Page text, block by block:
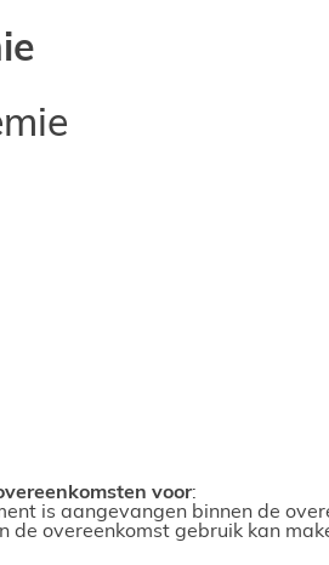
voor:
is aangevangen binnen de
overeenkomst gebruik kan